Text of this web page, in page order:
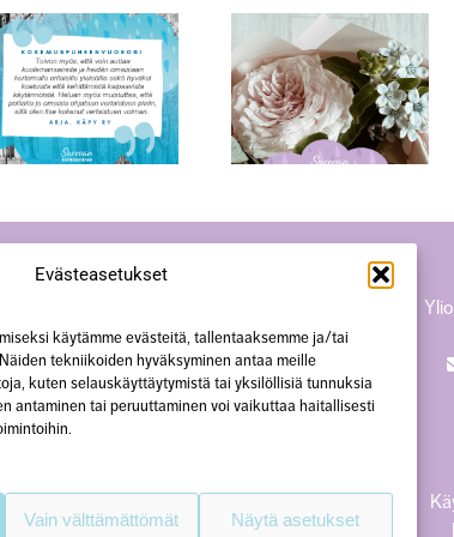
Evästeasetukset
käytämme evästeitä, tallentaaksemme ja/tai
tekniikoiden hyväksyminen antaa meille
kuten selauskäyttäytymistä tai yksilöllisiä tunnuksia
antaminen tai peruuttaminen voi vaikuttaa haitallisesti
Vain välttämättömät Näytä asetukset
Äitienpäivänä
Surukonferenssin
teemana surun
monimuotoisuus